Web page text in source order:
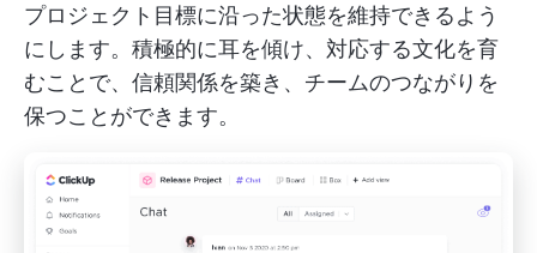
プロジェクト目標に沿った状態を維持できるよう
にします。積極的に耳を傾け、対応する文化を育
むことで、信頼関係を築き、チームのつながりを
保つことができます。